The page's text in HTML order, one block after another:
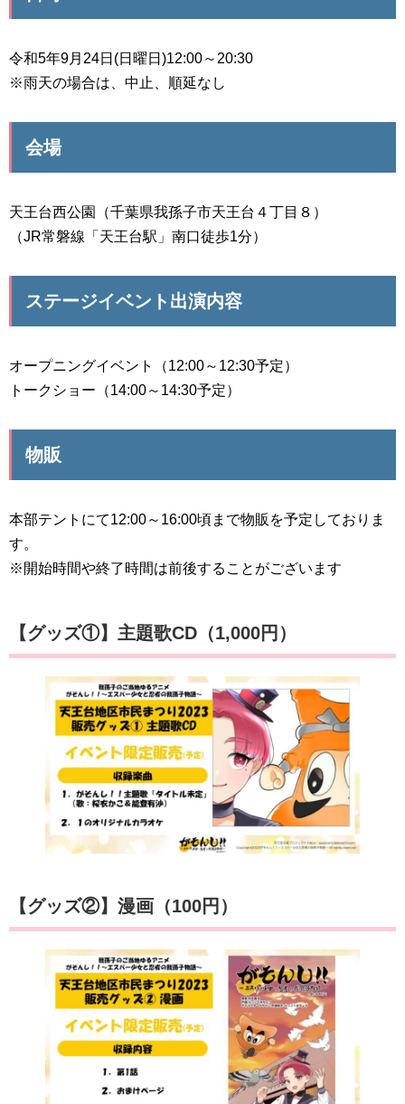
令和5年9月24日(日曜日)12:00～20:30
※雨天の場合は、中止、順延なし
会場
天王台西公園（千葉県我孫子市天王台４丁目８）
（JR常磐線「天王台駅」南口徒歩1分）
ステージイベント出演内容
オープニングイベント（12:00～12:30予定）
トークショー（14:00～14:30予定）
物販
本部テントにて12:00～16:00頃まで物販を予定しておりま
す。
※開始時間や終了時間は前後することがございます
【グッズ①】主題歌CD（1,000円）
【グッズ②】漫画（100円）